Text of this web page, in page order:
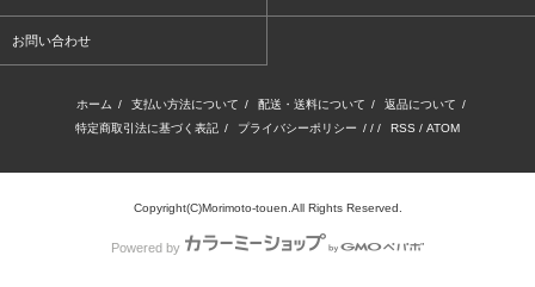
お問い合わせ
ホーム / 支払い方法について / 配送・送料について / 返品について /
特定商取引法に基づく表記 / プライバシーポリシー / / / RSS / ATOM
Copyright(C)Morimoto-touen.All Rights Reserved.
Powered by